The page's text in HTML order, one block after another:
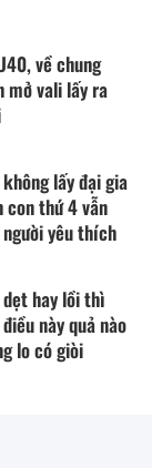
về chung
mở vali lấy ra
lấy đại gia
con thứ 4 vẫn
yêu thích
hay lồi thì
này quả nào
lo có giòi